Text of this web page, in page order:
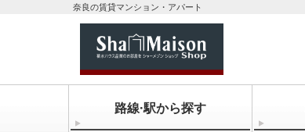
奈良の賃貸マンション・アパート
路線·駅から探す